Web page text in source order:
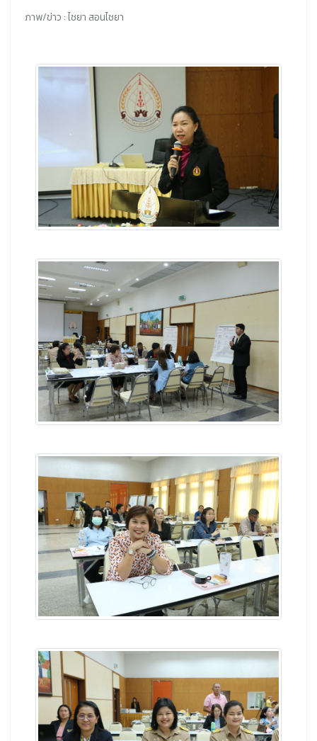
ภาพ/ข่าว : ไชยา สอนไชยา